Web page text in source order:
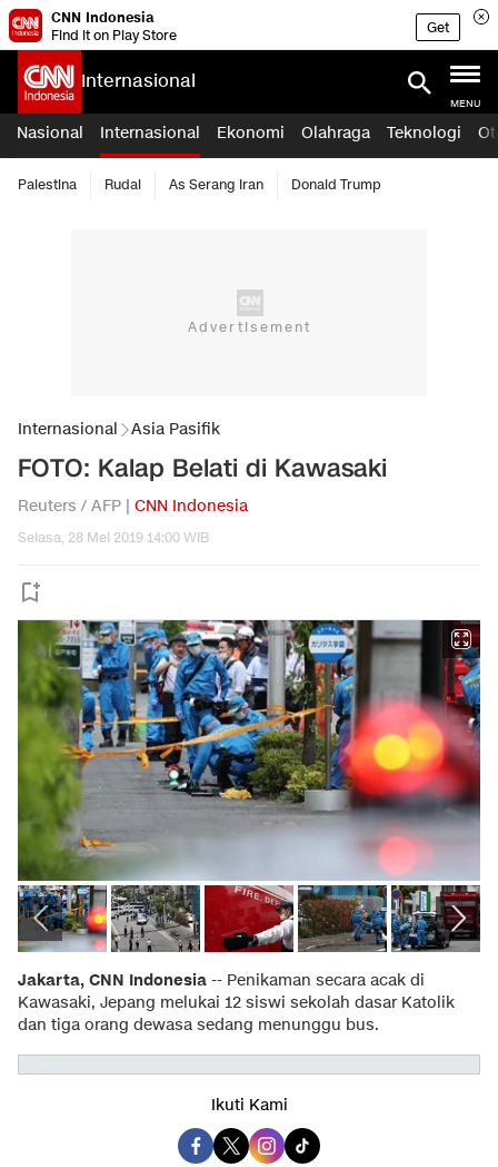
CNN Indonesia
Find it on Play Store
Get
Internasional
MENU
Nasional Internasional Ekonomi Olahraga Teknologi
Palestina Rudal As Serang Iran Donald Trump
Internasional Asia Pasifik
FOTO: Kalap Belati di Kawasaki
Reuters / AFP | CNN Indonesia
Selasa, 28 Mei 2019 14:00 WIB
Jakarta, CNN Indonesia -- Penikaman secara acak di
Kawasaki, Jepang melukai 12 siswi sekolah dasar Katolik
dan tiga orang dewasa sedang menunggu bus.
Ikuti Kami